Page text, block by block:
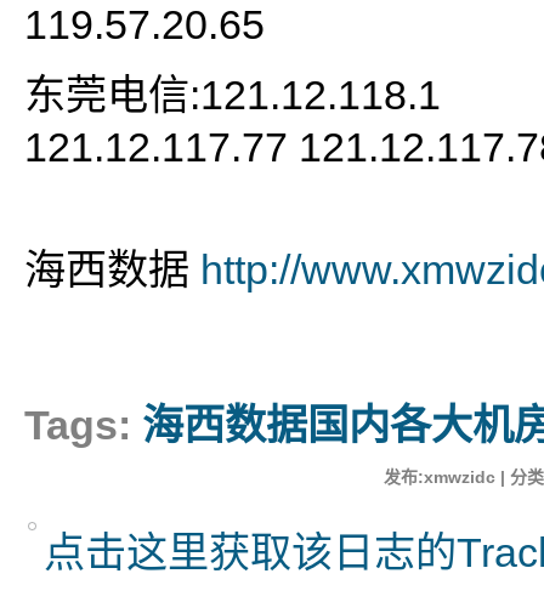
119.57.20.65
东莞电信:121.12.118.1
121.12.117.77
海西数据 http://
Tags: 海西数据国内各大机
发布:xmwzidc | 分
点击这里获取该日志的